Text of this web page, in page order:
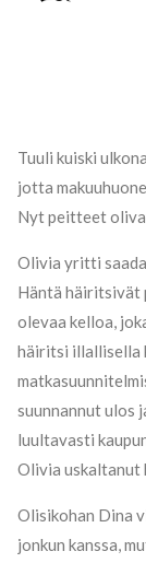
Tuuli kuiski
jotta
Nyt peitteet
Olivia yritti
Häntä häiritsivät
olevaa kelloa,
häiritsi illallisella
suunnannut ulos
luultavasti
Olivia uskaltanut
Olisikohan Dina
jonkun kanssa,